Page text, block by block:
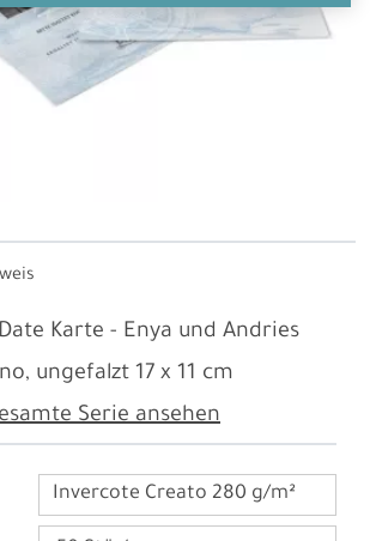
Karte - Enya und Andries
Serie ansehen
ungefalzt 17 x 11 cm
Invercote Creato 280 g/m²